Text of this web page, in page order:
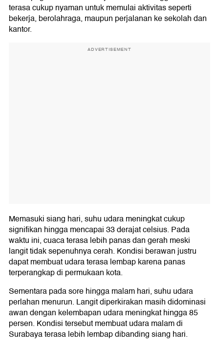
terasa cukup nyaman untuk memulai aktivitas seperti
bekerja, berolahraga, maupun perjalanan ke sekolah dan
kantor.
ADVERTISEMENT
Memasuki siang hari, suhu udara meningkat cukup
signifikan hingga mencapai 33 derajat celsius. Pada
waktu ini, cuaca terasa lebih panas dan gerah meski
langit tidak sepenuhnya cerah. Kondisi berawan justru
dapat membuat udara terasa lembap karena panas
terperangkap di permukaan kota.
Sementara pada sore hingga malam hari, suhu udara
perlahan menurun. Langit diperkirakan masih didominasi
awan dengan kelembapan udara meningkat hingga 85
persen. Kondisi tersebut membuat udara malam di
Surabaya terasa lebih lembap dibanding siang hari.